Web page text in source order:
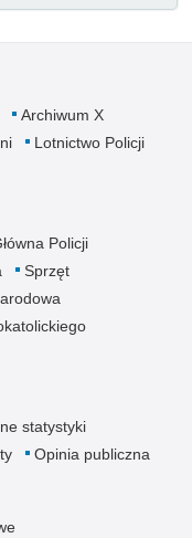
Archiwum X
Lotnictwo Policji
Policji
Sprzęt
statystyki
Opinia publiczna